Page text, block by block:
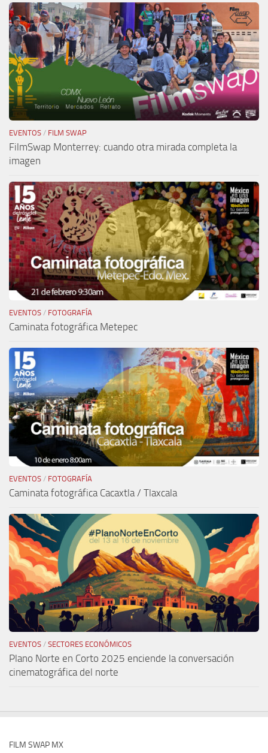
EVENTOS / FILM SWAP
FilmSwap Monterrey: cuando otra mirada completa la
imagen
EVENTOS / FOTOGRAFÍA
Caminata fotográfica Metepec
EVENTOS / FOTOGRAFÍA
Caminata fotográfica Cacaxtla / Tlaxcala
EVENTOS / SECTORES ECONÓMICOS
Plano Norte en Corto 2025 enciende la conversación
cinematográfica del norte
FILM SWAP MX